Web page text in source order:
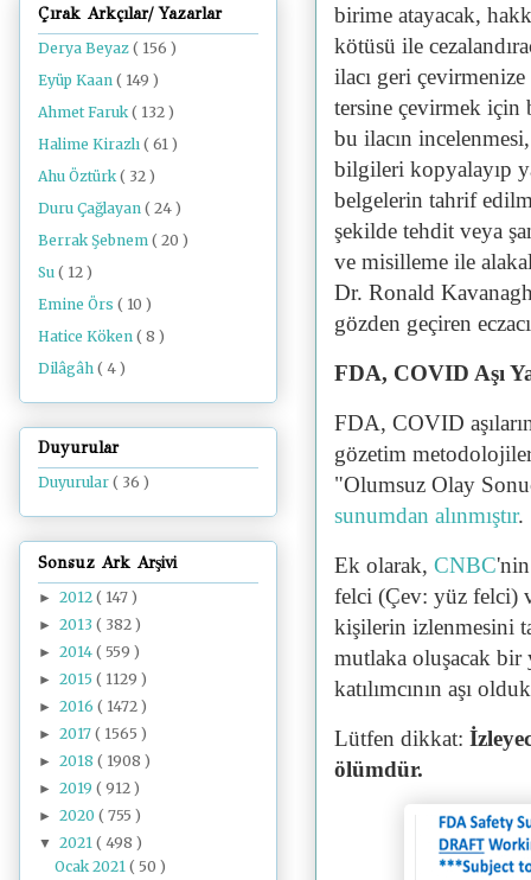
birime atayacak,
kötüsü ile
ilacı geri çevirmenize
tersine çevirmek için
bu ilacın
bilgileri kopyalayıp
belgelerin tahrif
şekilde tehdit veya
ve misilleme ile
Dr. Ronald
gözden geçiren eczacı
FDA, COVID Aşı
FDA, COVID
gözetim
"Olumsuz Olay
sunumdan alınmıştır.
Ek olarak, CNBC
felci (Çev: yüz felci)
kişilerin izlenmesini
mutlaka oluşacak bir
katılımcının aşı
Lütfen dikkat:
ölümdür.
Çırak Arkçılar/ Yazarlar
Derya Beyaz ( 156 )
Eyüp Kaan ( 149 )
Ahmet Faruk ( 132 )
Halime Kirazlı ( 61 )
Ahu Öztürk ( 32 )
Duru Çağlayan ( 24 )
Berrak Şebnem ( 20 )
Su ( 12 )
Emine Örs ( 10 )
Hatice Köken ( 8 )
Dilâgâh ( 4 )
Duyurular
Duyurular ( 36 )
Sonsuz Ark Arşivi
► 2012 ( 147 )
► 2013 ( 382 )
► 2014 ( 559 )
► 2015 ( 1129 )
► 2016 ( 1472 )
► 2017 ( 1565 )
► 2018 ( 1908 )
► 2019 ( 912 )
► 2020 ( 755 )
▼ 2021 ( 498 )
Ocak 2021( 50 )